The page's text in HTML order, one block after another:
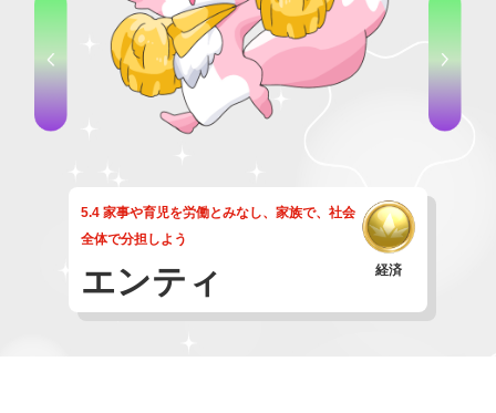
5.4 家事や育児を労働とみなし、家族で、社会
全体で分担しよう
エンティ 経済